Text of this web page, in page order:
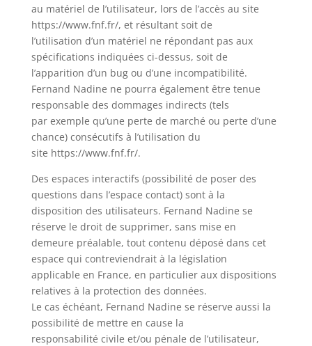
au matériel de l’utilisateur, lors de l’accès au site
https://www.fnf.fr/, et résultant soit de
l’utilisation d’un matériel ne répondant pas aux
spécifications indiquées ci-dessus, soit de
l’apparition d’un bug ou d’une incompatibilité.
Fernand Nadine ne pourra également être tenue
responsable des dommages indirects (tels
par exemple qu’une perte de marché ou perte d’une
chance) consécutifs à l’utilisation du
site https://www.fnf.fr/.
Des espaces interactifs (possibilité de poser des
questions dans l’espace contact) sont à la
disposition des utilisateurs. Fernand Nadine se
réserve le droit de supprimer, sans mise en
demeure préalable, tout contenu déposé dans cet
espace qui contreviendrait à la législation
applicable en France, en particulier aux dispositions
relatives à la protection des données.
Le cas échéant, Fernand Nadine se réserve aussi la
possibilité de mettre en cause la
responsabilité civile et/ou pénale de l’utilisateur,